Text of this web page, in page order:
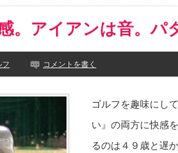
。アイアンは音。パ
フ コメントを書く
ゴルフを趣味にし
い』の両方に快感
るのは４９歳と遅